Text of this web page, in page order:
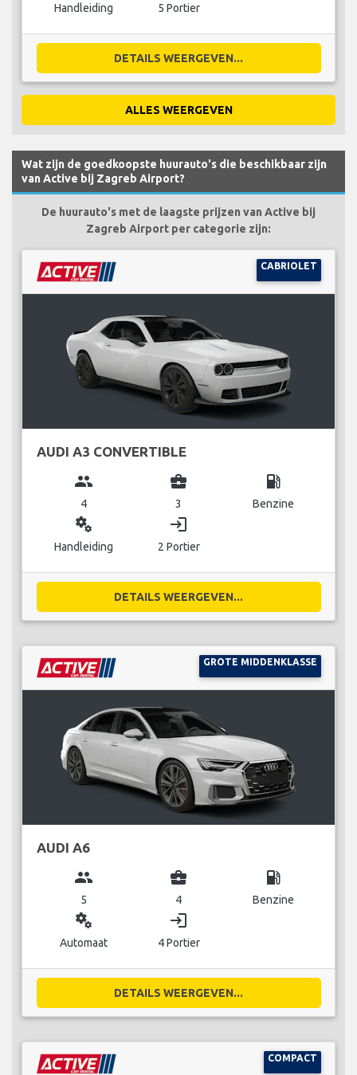
Handleiding 5 Portier
DETAILS WEERGEVEN...
ALLES WEERGEVEN
Wat zijn de goedkoopste huurauto's die beschikbaar zijn
van Active bij Zagreb Airport?
De huurauto's met de laagste prijzen van Active bij
Zagreb Airport per categorie zijn:
CABRIOLET
AUDI A3 CONVERTIBLE
group
4
business_center
3
local_gas_station
Benzine
miscellaneous_services
Handleiding
login
2 Portier
DETAILS WEERGEVEN...
GROTE MIDDENKLASSE
AUDI A6
group
5
business_center
4
local_gas_station
Benzine
miscellaneous_services
Automaat
login
4 Portier
DETAILS WEERGEVEN...
COMPACT